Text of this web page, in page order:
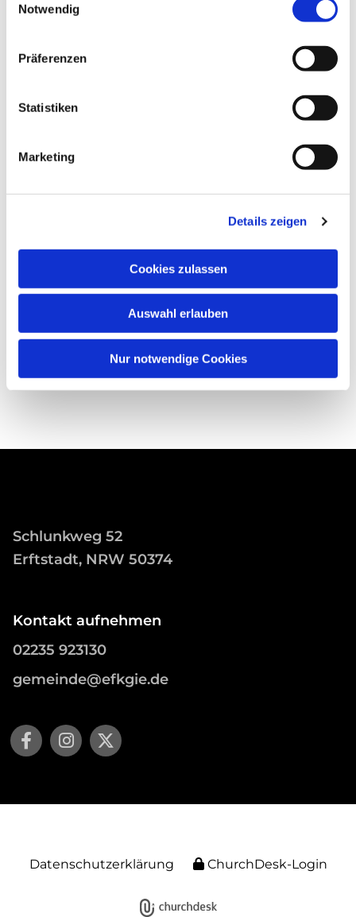
Notwendig
Präferenzen
Statistiken
Marketing
Details zeigen
Cookies zulassen
Auswahl erlauben
Nur notwendige Cookies
Schlunkweg 52
Erftstadt, NRW 50374
Kontakt aufnehmen
02235 923130
gemeinde@efkgie.de
Datenschutzerklärung ChurchDesk-Login